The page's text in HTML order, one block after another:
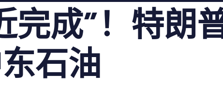
成”！特朗
石油